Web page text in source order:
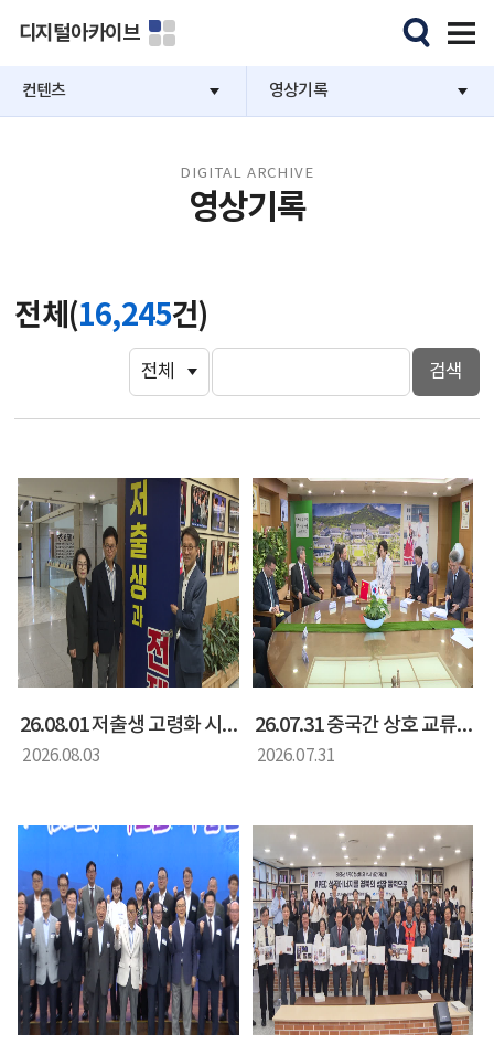
디지털아카이브
컨텐츠 영상기록
DIGITAL ARCHIVE
영상기록
전체(16,245건)
검색
26.08.01 저출생 고령화 시대 대응 방안 정책간담회
2026.08.03
26.07.31 중국간 상호 교류 협력을 위한 간담회
2026.07.31